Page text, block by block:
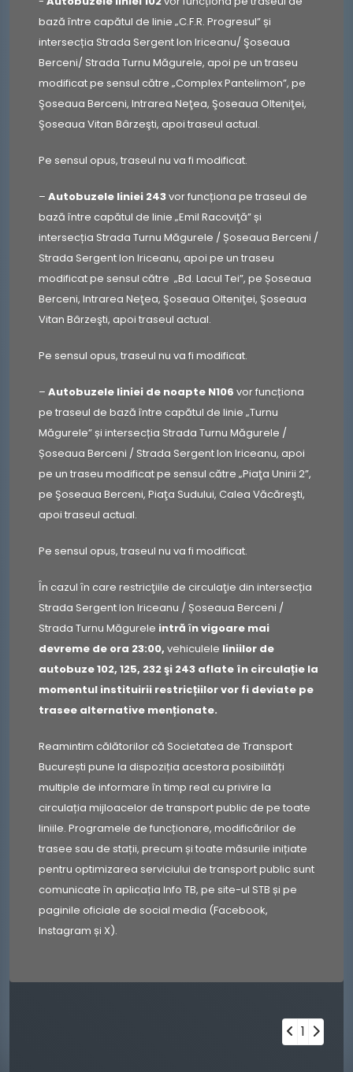
bază între capătul de linie „C.F.R. Progresul” și
intersecția Strada Sergent Ion Iriceanu/ Şoseaua
Berceni/ Strada Turnu Măgurele, apoi pe un traseu
modificat pe sensul către „Complex Pantelimon”, pe
Şoseaua Berceni, Intrarea Neţea, Şoseaua Olteniţei,
Şoseaua Vitan Bârzeşti, apoi traseul actual.
Pe sensul opus, traseul nu va fi modificat.
– Autobuzele liniei 243vor funcționa pe traseul de
bază între capătul de linie „Emil Racoviţă” și
intersecția Strada Turnu Măgurele / Șoseaua Berceni /
Strada Sergent Ion Iriceanu, apoi pe un traseu
modificat pe sensul către „Bd. Lacul Tei”, pe Șoseaua
Berceni, Intrarea Neţea, Şoseaua Olteniţei, Şoseaua
Vitan Bârzeşti, apoi traseul actual.
Pe sensul opus, traseul nu va fi modificat.
– Autobuzele liniei de noapte N106 vor funcționa
pe traseul de bază între capătul de linie „Turnu
Măgurele” și intersecția Strada Turnu Măgurele /
Șoseaua Berceni / Strada Sergent Ion Iriceanu, apoi
pe un traseu modificat pe sensul către „Piaţa Unirii 2”,
pe Şoseaua Berceni, Piaţa Sudului, Calea Văcăreşti,
apoi traseul actual.
Pe sensul opus, traseul nu va fi modificat.
Ȋn cazul ȋn care restricţiile de circulaţie din intersecția
Strada Sergent Ion Iriceanu / Șoseaua Berceni /
Strada Turnu Măgurele intrăȋn vigoare mai
devreme de ora 23:00, vehiculele liniilor de
autobuze 102, 125, 232 şi 243 aflate în circulație la
momentul instituirii restricțiilor vor fi deviate pe
trasee alternative menționate.
Reamintim călătorilor că Societatea de Transport
București pune la dispoziția acestora posibilități
multiple de informare în timp real cu privire la
circulația mijloacelor de transport public de pe toate
liniile. Programele de funcționare, modificărilor de
trasee sau de stații, precum și toate măsurile inițiate
pentru optimizarea serviciului de transport public sunt
comunicate în aplicația Info TB, pe site-ul STB și pe
paginile oficiale de social media (Facebook,
Instagram și X).
1